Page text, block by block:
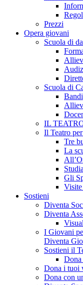
Prezzi
Opera giovani
Scuola di
Scuola di
Bandi
IL
Il Teatro
Tre
La
Gli
Sostieni
Diventa
Diventa
I Giovani
Diventa
Sostieni il
Dona
Dona i tuoi
Dona con